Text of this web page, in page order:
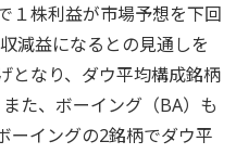
１株利益が市場予想を下回
減益になるとの見通しを
となり、ダウ平均構成銘柄
た、ボーイング（BA）も
ーイングの2銘柄でダウ平